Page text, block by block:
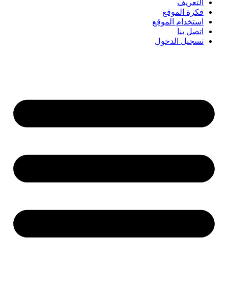
التعريف
فكرة الموقع
استخدام الموقع
اتصل بنا
تسجيل الدخول